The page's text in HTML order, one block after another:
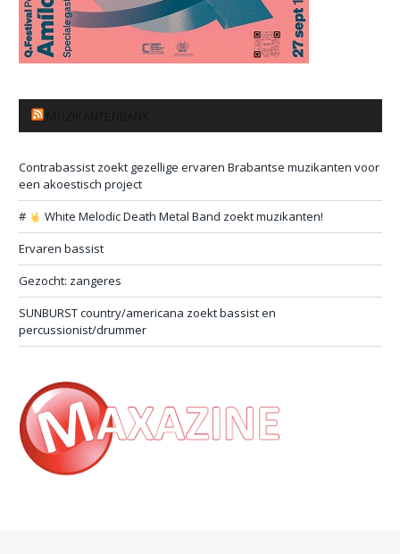
Contrabassist zoekt gezellige ervaren Brabantse muzikanten voor
een akoestisch project
#
White Melodic Death Metal Band zoekt muzikanten!
Ervaren bassist
Gezocht: zangeres
SUNBURST country/americana zoekt bassist en
percussionist/drummer